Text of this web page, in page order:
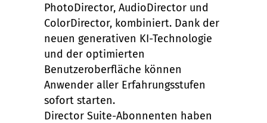
PhotoDirector, AudioDirector und
ColorDirector, kombiniert. Dank der
neuen generativen KI-Technologie
und der optimierten
Benutzeroberfläche können
Anwender aller Erfahrungsstufen
sofort starten.
Director Suite-Abonnenten haben